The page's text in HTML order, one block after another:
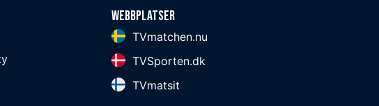
Webbplatser
TVmatchen.nu
TVSporten.dk
TVmatsit